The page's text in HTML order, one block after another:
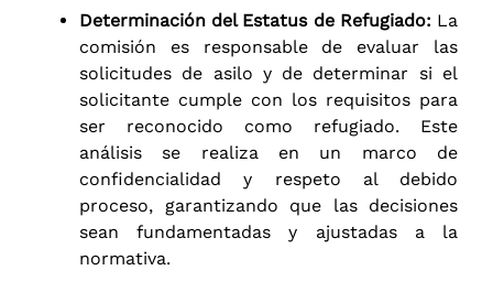
Determinación del Estatus de Refugiado: La
comisión es responsable de evaluar las
solicitudes de asilo y de determinar si el
solicitante cumple con los requisitos para
ser reconocido como refugiado. Este
análisis se realiza en un marco de
confidencialidad y respeto al debido
proceso, garantizando que las decisiones
sean fundamentadas y ajustadas a la
normativa.